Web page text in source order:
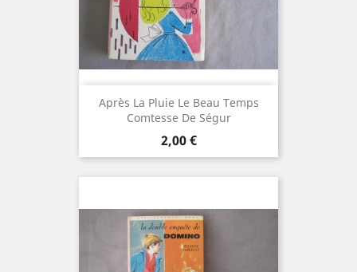
Après La Pluie Le Beau Temps
Comtesse De Ségur
Prix
2,00 €